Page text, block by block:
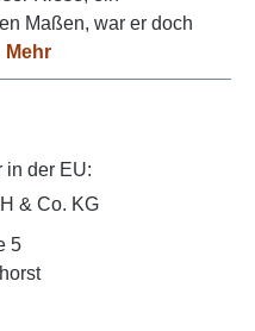
Maßen, war er doch
Mehr
in der EU:
& Co. KG
5